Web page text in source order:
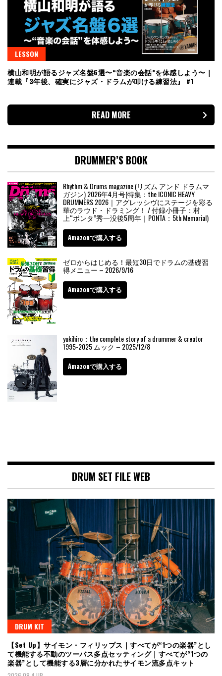
LESSON
横山和明が語るジャズ名盤6選〜“音楽の会話”を体感しよう〜｜
連載『3年後、確実にジャズ・ドラムが叩ける練習法』 #1
READ MORE
DRUMMER’S BOOK
Rhythm & Drums magazine (リズム アンド ドラムマ
ガジン) 2026年4月号(特集：the ICONIC HEAVY
DRUMMERS 2026｜アグレッシヴにステージを彩る
華のラウド・ドラミング！ / 付録小冊子：村
上“ポンタ”秀一没後5周年｜PONTA：5th Memorial)
Amazonで購入する
ゼロからはじめる！最短30日でドラムの基礎習
得メニュー – 2026/9/16
Amazonで購入する
yukihiro：the complete story of a drummer & creator
1995-2025 ムック – 2025/12/8
Amazonで購入する
DRUM SET FILE WEB
DRUM KIT
【Set Up】サイモン・フィリップス｜すべてが“1つの楽器”とし
て機能する不動のツーバス多点セッティング｜すべてが“1つの
楽器”として機能する3層に分かれたサイモン流多点キット